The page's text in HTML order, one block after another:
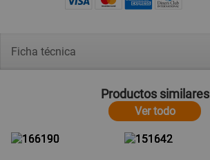
Ficha técnica
Productos similares
Ver todo